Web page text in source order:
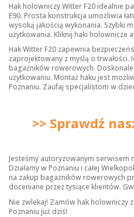
Hak holowniczy Witter F20 idealnie
E90. Prosta konstrukcja umożliwia
wysoką jakością wykonania. Szybki
użytkowania. Kliknij haki holownicze
Hak Witter F20 zapewnia
zaprojektowany z myślą o
bagażników rowerowych.
użytkowaniu. Montaż haku jest
Poznaniu. Zaufaj specjalistom w
>> Sprawdź
Jesteśmy autoryzowanym serwisem
Działamy w Poznaniu i całej
na zakup bagażników rowerowych
doceniane przez tysiące klientów.
Nie zwlekaj! Zamów hak holowniczy
Poznaniu już dziś!